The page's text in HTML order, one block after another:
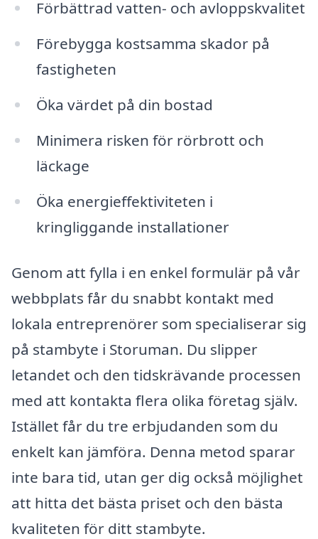
Förbättrad vatten- och avloppskvalitet
Förebygga kostsamma skador på
fastigheten
Öka värdet på din bostad
Minimera risken för rörbrott och
läckage
Öka energieffektiviteten i
kringliggande installationer
Genom att fylla i en enkel formulär på vår
webbplats får du snabbt kontakt med
lokala entreprenörer som specialiserar sig
på stambyte i Storuman. Du slipper
letandet och den tidskrävande processen
med att kontakta flera olika företag själv.
Istället får du tre erbjudanden som du
enkelt kan jämföra. Denna metod sparar
inte bara tid, utan ger dig också möjlighet
att hitta det bästa priset och den bästa
kvaliteten för ditt stambyte.